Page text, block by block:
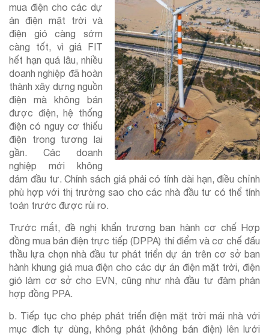
mua điện cho các dự
án điện mặt trời và
điện gió càng sớm
càng tốt, vì giá FIT
hết hạn quá lâu, nhiều
doanh nghiệp đã hoàn
thành xây dựng nguồn
điện mà không bán
được điện, hệ thống
điện có nguy cơ thiếu
điện trong tương lai
gần. Các doanh
nghiệp mới không
dám đầu tư. Chính sách giá phải có tính dài hạn, điều chỉnh
phù hợp với thị trường sao cho các nhà đầu tư có thể tính
toán trước được rủi ro.
Trước mắt, đề nghị khẩn trương ban hành cơ chế Hợp
đồng mua bán điện trực tiếp (DPPA) thí điểm và cơ chế đấu
thầu lựa chọn nhà đầu tư phát triển dự án trên cơ sở ban
hành khung giá mua điện cho các dự án điện mặt trời, điện
gió làm cơ sở cho EVN, cũng như nhà đầu tư đàm phán
hợp đồng PPA.
b. Tiếp tục cho phép phát triển điện mặt trời mái nhà với
mục đích tự dùng, không phát (không bán điện) lên lưới